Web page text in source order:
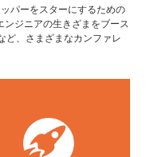
パーをスターにするための
ジニアの生きざまをブース
ど、さまざまなカンファレ